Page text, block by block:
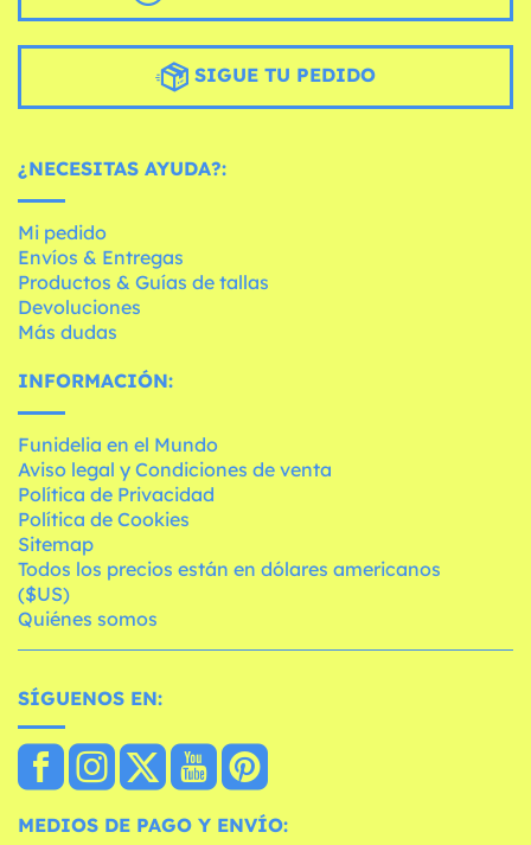
SIGUE TU PEDIDO
¿NECESITAS AYUDA?:
Mi pedido
Envíos & Entregas
Productos & Guías de tallas
Devoluciones
Más dudas
INFORMACIÓN:
Funidelia en el Mundo
Aviso legal y Condiciones de venta
Política de Privacidad
Política de Cookies
Sitemap
Todos los precios están en dólares americanos
($US)
Quiénes somos
SÍGUENOS EN:
MEDIOS DE PAGO Y ENVÍO: